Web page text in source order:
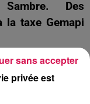
Des
la taxe Gemapi
privée est
sans accepter